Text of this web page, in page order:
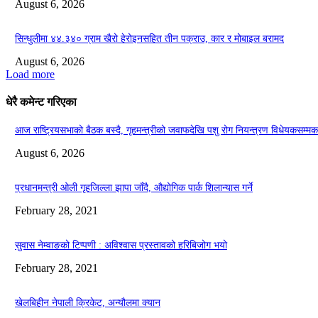
August 6, 2026
सिन्धुलीमा ४४.३४० ग्राम खैरो हेरोइनसहित तीन पक्राउ, कार र मोबाइल बरामद
August 6, 2026
Load more
धेरै कमेन्ट गरिएका
आज राष्ट्रियसभाको बैठक बस्दै, गृहमन्त्रीको जवाफदेखि पशु रोग नियन्त्रण
August 6, 2026
प्रधानमन्त्री ओली गृहजिल्ला झापा जाँदै, औद्योगिक पार्क शिलान्यास गर्ने
February 28, 2021
सुवास नेम्वाङको टिप्पणी : अविश्वास प्रस्तावको हरिबिजोग भयो
February 28, 2021
खेलबिहीन नेपाली क्रिकेट, अन्यौलमा क्यान